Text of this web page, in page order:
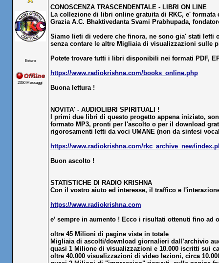
Estero
2350 Messaggi
CONOSCENZA TRASCENDENTALE - LIBRI ON LINE
La collezione di libri online gratuita di RKC, e'
Grazia A.C. Bhaktivedanta Svami Prabhupada,
Siamo lieti di vedere che finora, ne sono gia' stati letti
senza contare le altre Migliaia di visualizzazioni sulle
Potete trovare tutti i libri disponibili nei formati PDF,
https://www.radiokrishna.com/books_online.php
Buona lettura !
NOVITA' - AUDIOLIBRI SPIRITUALI !
I primi due libri di questo progetto appena iniziato,
formato MP3, pronti per l'ascolto o per il download
rigorosamenti letti da voci UMANE (non da sintesi
https://www.radiokrishna.com/rkc_archive_new/
Buon ascolto !
STATISTICHE DI RADIO KRISHNA
Con il vostro aiuto ed interesse, il traffico e
https://www.radiokrishna.com
e’ sempre in aumento ! Ecco i risultati ottenuti fino ad
oltre 45 Milioni di pagine viste in totale
Migliaia di ascolti/download giornalieri dall’archivio
quasi 1 Milione di visualizzazioni e 10.000 iscritti sui
oltre 40.000 visualizzazioni di video lezioni, circa